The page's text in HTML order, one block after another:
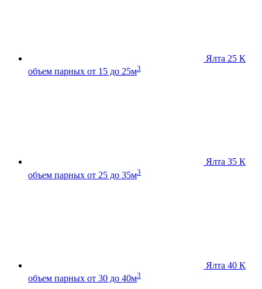
Ялта 25 К
объем парных от 15 до 25м3
Ялта 35 К
объем парных от 25 до 35м3
Ялта 40 К
объем парных от 30 до 40м3